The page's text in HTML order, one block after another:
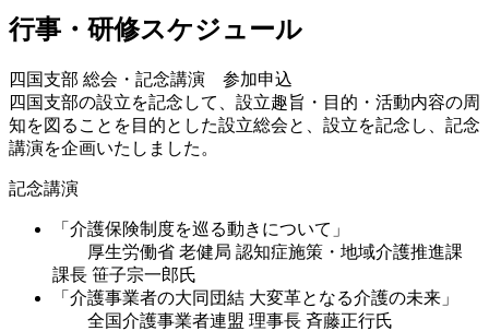
行事・研修スケジュール
四国支部 総会・記念講演 参加申込
四国支部の設立を記念して、設立趣旨・目的・活動内容の周
知を図ることを目的とした設立総会と、設立を記念し、記念
講演を企画いたしました。
記念講演
「介護保険制度を巡る動きについて」
厚生労働省 老健局 認知症施策・地域介護推進課
課長 笹子宗一郎氏
「介護事業者の大同団結 大変革となる介護の未来」
全国介護事業者連盟 理事長 斉藤正行氏